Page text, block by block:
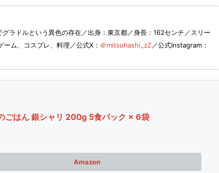
ラドルという異色の存在／出身：東京都／身長：162センチ／スリー
ム、コスプレ、料理／公式X： ＠mitsuhashi_zZ／公式Instagram：
ごはん 銀シャリ 200g 5食パック × 6袋
Amazon